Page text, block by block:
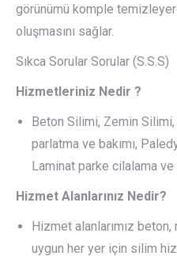
görünümü komple
oluşmasını sağlar.
Sıkca Sorular Sorular (S.S.S)
Hizmetleriniz Nedir ?
Beton Silimi, Zemin
parlatma ve bakımı,
Laminat parke cilalama
Hizmet Alanlarınız Nedir?
Hizmet alanlarımız
uygun her yer için silim